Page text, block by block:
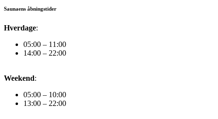
Saunaens åbningstider
Hverdage:
05:00 – 11:00
14:00 – 22:00
Weekend:
05:00 – 10:00
13:00 – 22:00